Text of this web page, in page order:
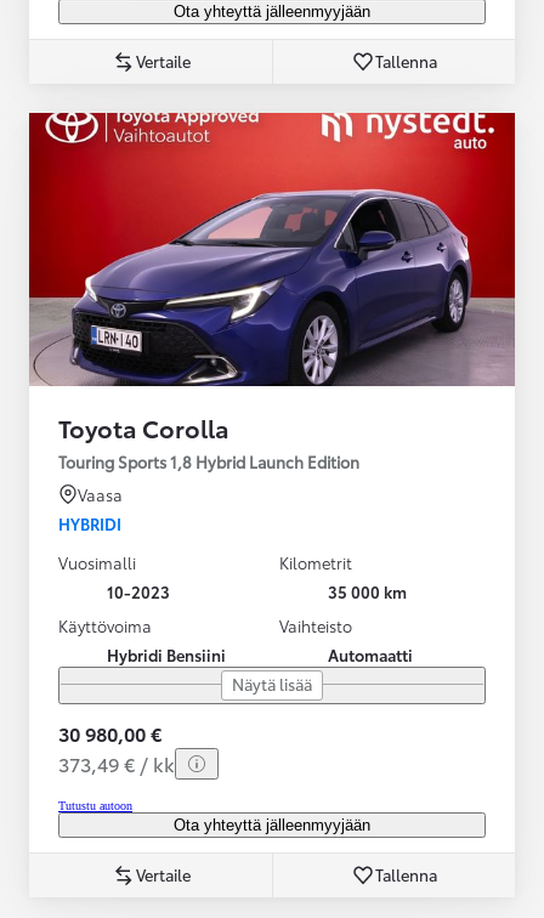
Ota yhteyttä jälleenmyyjään
Vertaile Tallenna
Toyota Corolla
Touring Sports 1,8 Hybrid Launch Edition
Vaasa
HYBRIDI
Vuosimalli
10-2023
Kilometrit
35 000 km
Käyttövoima
Hybridi Bensiini
Vaihteisto
Automaatti
Näytä lisää
30 980,00 €
373,49 € / kk
Tutustu autoon
Ota yhteyttä jälleenmyyjään
Vertaile Tallenna